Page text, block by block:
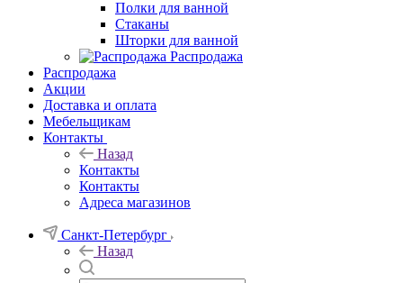
Полки для ванной
Стаканы
Шторки для ванной
Распродажа
Распродажа
Акции
Доставка и оплата
Мебельщикам
Контакты
Назад
Контакты
Контакты
Адреса магазинов
Санкт-Петербург
Назад